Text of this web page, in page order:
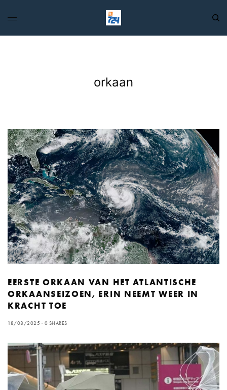
orkaan
EERSTE ORKAAN VAN HET ATLANTISCHE
ORKAANSEIZOEN, ERIN NEEMT WEER IN
KRACHT TOE
18/08/2025 0 SHARES